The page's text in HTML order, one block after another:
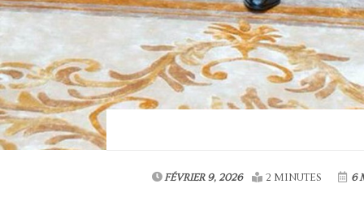
FÉVRIER 9, 2026 2 MINUTES 6